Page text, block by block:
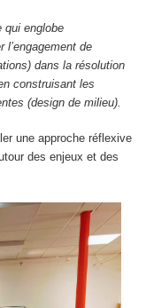
qui englobe
l’engagement de
dans la résolution
construisant les
(design de milieu).
une approche réflexive
des enjeux et des